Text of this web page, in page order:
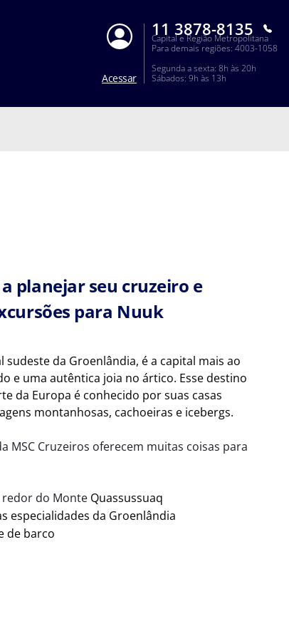
Acessar
11 3878-8135
Capital e Região Metropolitana
Para demais regiões: 4003-1058
Segunda a sexta: 8h às 20h
Sábados: 9h às 13h
planejar seu cruzeiro e
para Nuuk
sudeste da Groenlândia, é a capital mais ao
e uma autêntica joia no ártico. Esse destino
da Europa é conhecido por suas casas
montanhosas, cachoeiras e icebergs.
MSC Cruzeiros oferecem muitas coisas para
redor do Monte Quassussuaq
especialidades da Groenlândia
de barco